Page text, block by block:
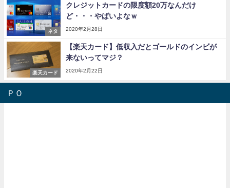
ネタ
クレジットカードの限度額20万なんだけ
ど・・・やばいよなｗ
2020年2月28日
楽天カード
【楽天カード】低収入だとゴールドのインビが
来ないってマジ？
2020年2月22日
ＰＯ